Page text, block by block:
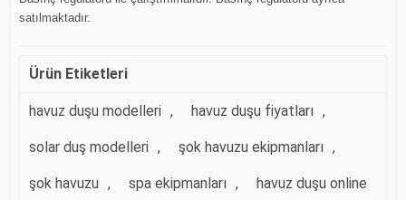
satılmaktadır.
Ürün Etiketleri
havuz duşu modelleri , havuz duşu fiyatları ,
solar duş modelleri , şok havuzu ekipmanları ,
şok havuzu , spa ekipmanları , havuz duşu online